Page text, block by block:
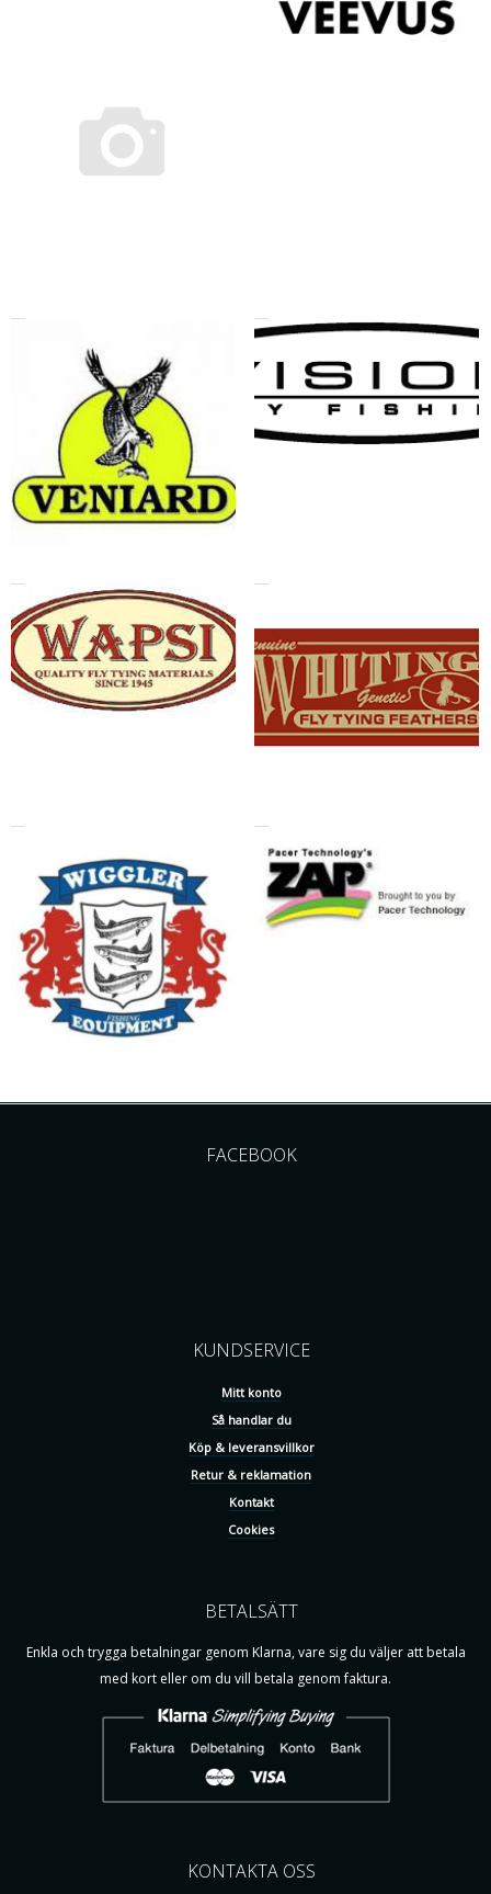
FACEBOOK
KUNDSERVICE
Mitt konto
Så handlar du
Köp & leveransvillkor
Retur & reklamation
Kontakt
Cookies
BETALSÄTT
Enkla och trygga betalningar genom Klarna, vare sig du väljer att betala
med kort eller om du vill betala genom faktura.
KONTAKTA OSS